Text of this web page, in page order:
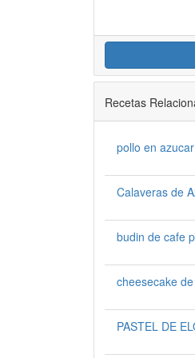
Recetas
pollo en azucar
Calaveras de
budin de cafe
cheesecake
PASTEL DE